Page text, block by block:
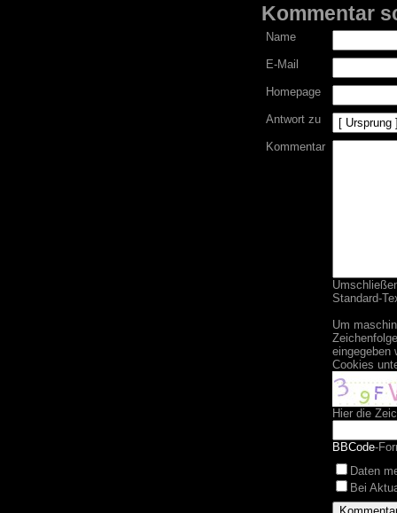
Kommentar
Name
E-Mail
Homepage
Antwort zu
Kommentar
Standard-
Um
eingegeben
Cookies
Hier die
BBCode-
Daten
Bei